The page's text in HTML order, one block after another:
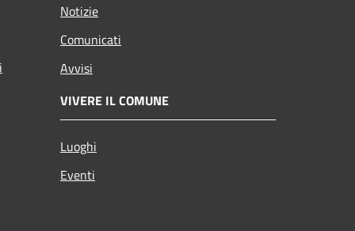
Notizie
Comunicati
Avvisi
VIVERE IL COMUNE
Luoghi
Eventi